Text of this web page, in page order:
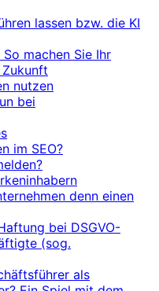
lassen bzw. die KI
machen Sie Ihr
nutzen
bei
im SEO?
denn einen
bei DSGVO-
(sog.
als